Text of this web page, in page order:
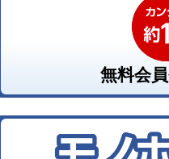
無料会